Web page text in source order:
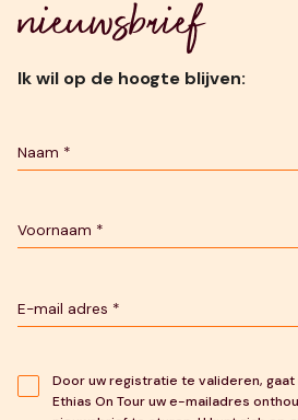
nieuwsbrief
Ik wil op de hoogte blijven:
Door uw registratie te valideren,
Ethias On Tour uw e-mailadres